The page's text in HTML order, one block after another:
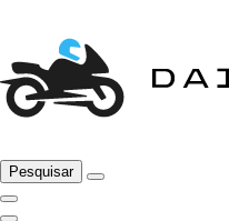
Pesquisar